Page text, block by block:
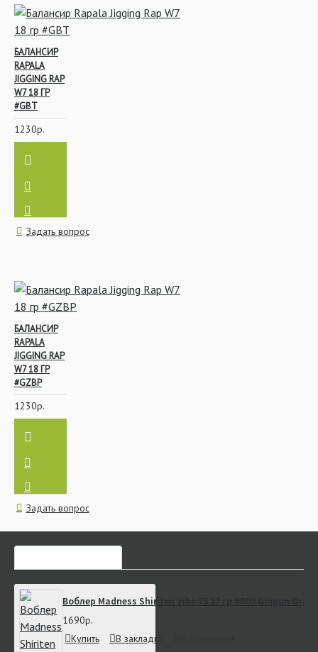
БАЛАНСИР
RAPALA
JIGGING RAP
W7 18 ГР
#GBT
1230р.
Задать вопрос
БАЛАНСИР
RAPALA
JIGGING RAP
W7 18 ГР
#GZBP
1230р.
Задать вопрос
Воблер Madness Shiriten Vibe 73 17 гр #R09 Ginpun
1690р.
Купить
В закладки